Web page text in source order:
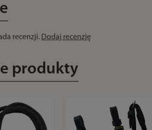
recenzji. Dodaj recenzję
produkty